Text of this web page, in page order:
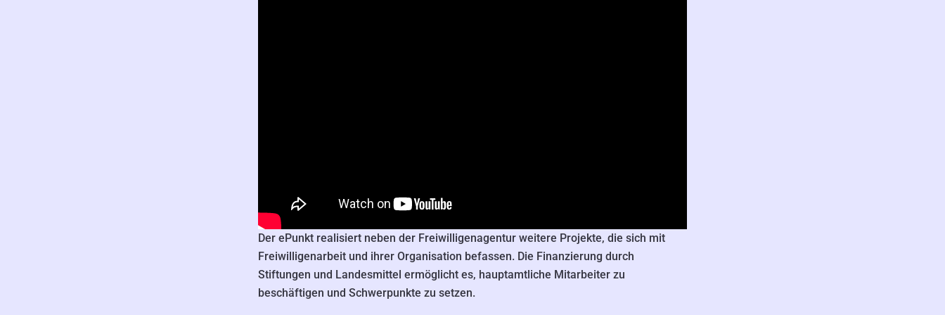
Der ePunkt realisiert neben der Freiwilligenagentur weitere Projekte, die sich mit
Freiwilligenarbeit und ihrer Organisation befassen. Die Finanzierung durch
Stiftungen und Landesmittel ermöglicht es, hauptamtliche Mitarbeiter zu
beschäftigen und Schwerpunkte zu setzen.